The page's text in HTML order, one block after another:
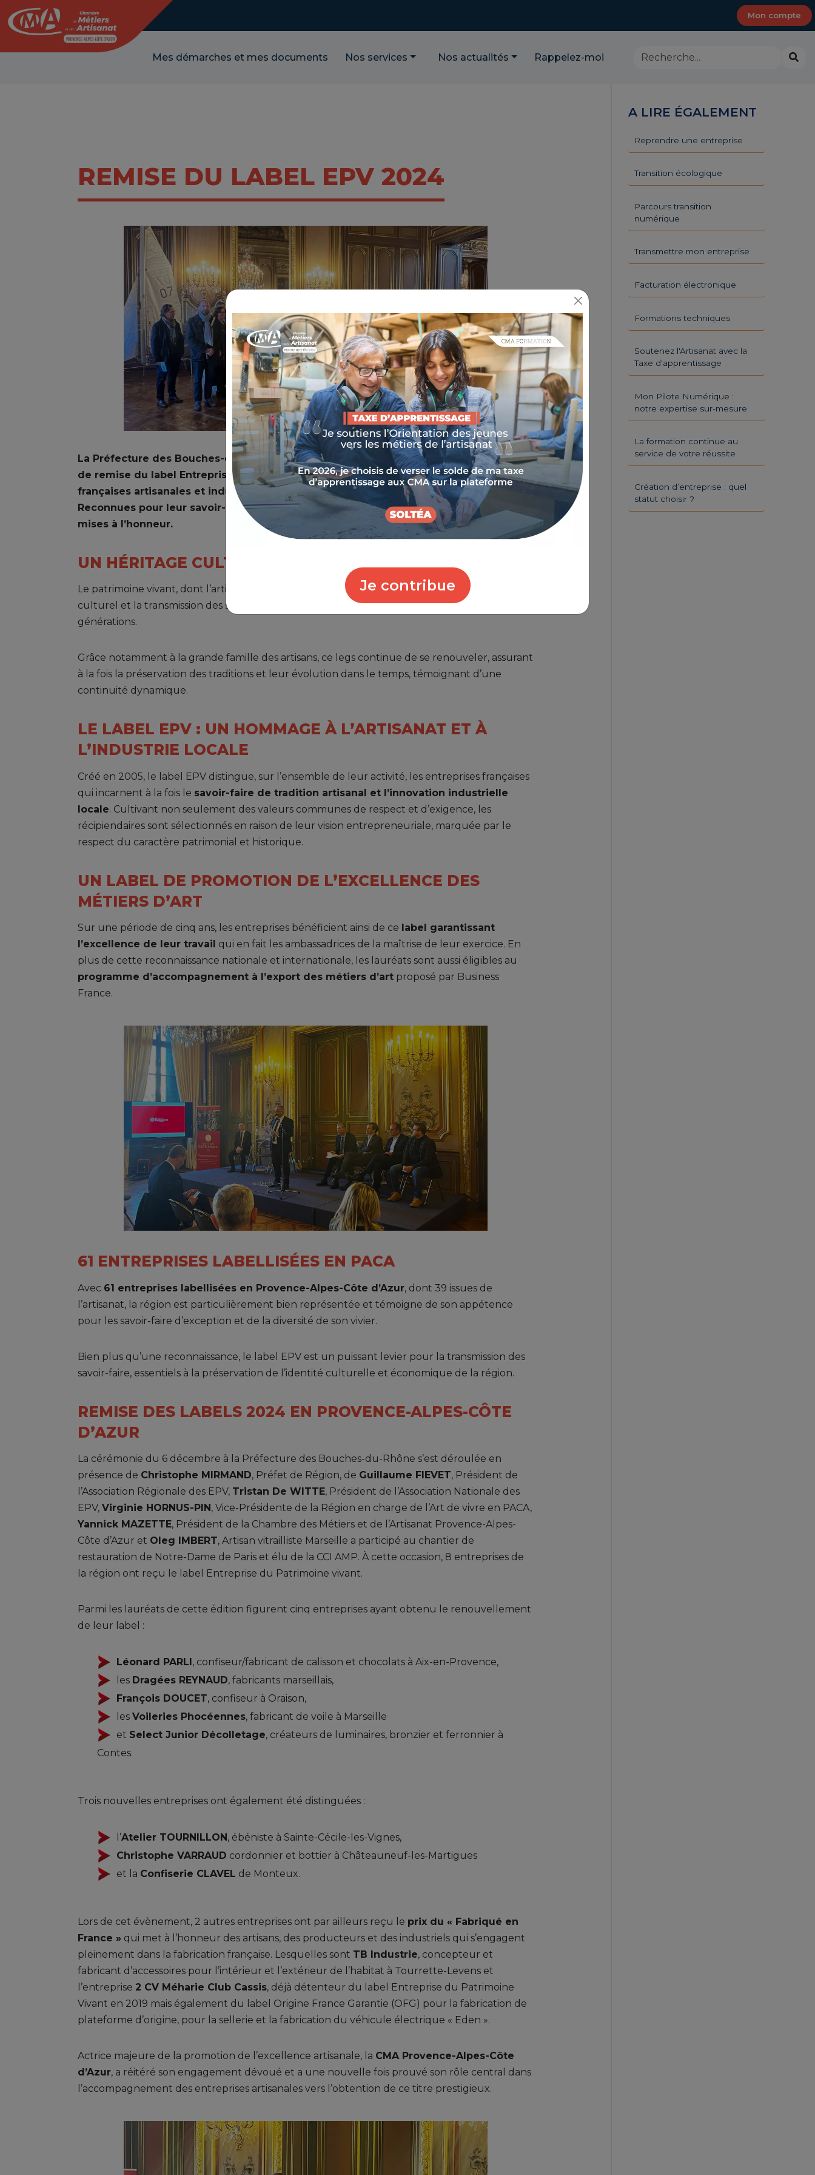
Mon compte
Mes démarches et mes documents Nos services Nos actualités Rappelez-moi
Rechercher
dans
CMA
Alpes-
Je contribue
REMISE DU LABEL EPV 2024
La Préfecture des Bouches-du-Rhône a accueilli, vendredi 6 décembre, la cérémonie
de remise du label Entreprise du Patrimoine Vivant (EPV), valorisant les entreprises
françaises artisanales et industrielles qui perpétuent les traditions d’excellence.
Reconnues pour leur savoir-faire exceptionnel, 8 entreprises régionales ont ainsi été
mises à l’honneur.
UN HÉRITAGE CULTUREL DE SAVOIR-FAIRE
Le patrimoine vivant, dont l’artisanat est l’un des symboles, incarne la pratique d’un héritage
culturel et la transmission des savoir-faire et des traditions culturelles à travers les
générations.
Grâce notamment à la grande famille des artisans, ce legs continue de se renouveler, assurant
à la fois la préservation des traditions et leur évolution dans le temps, témoignant d’une
continuité dynamique.
LE LABEL EPV : UN HOMMAGE À L’ARTISANAT ET À
L’INDUSTRIE LOCALE
Créé en 2005, le label EPV distingue, sur l’ensemble de leur activité, les entreprises françaises
qui incarnent à la fois le savoir-faire de tradition artisanal et l’innovation industrielle
locale. Cultivant non seulement des valeurs communes de respect et d’exigence, les
récipiendaires sont sélectionnés en raison de leur vision entrepreneuriale, marquée par le
respect du caractère patrimonial et historique.
UN LABEL DE PROMOTION DE L’EXCELLENCE DES
MÉTIERS D’ART
Sur une période de cinq ans, les entreprises bénéficient ainsi de ce label garantissant
l’excellence de leur travail qui en fait les ambassadrices de la maîtrise de leur exercice. En
plus de cette reconnaissance nationale et internationale, les lauréats sont aussi éligibles au
programme d’accompagnement à l’export des métiers d’art proposé par Business
France.
61 ENTREPRISES LABELLISÉES EN PACA
Avec 61 entreprises labellisées en Provence-Alpes-Côte d’Azur, dont 39 issues de
l’artisanat, la région est particulièrement bien représentée et témoigne de son appétence
pour les savoir-faire d’exception et de la diversité de son vivier.
Bien plus qu’une reconnaissance, le label EPV est un puissant levier pour la transmission des
savoir-faire, essentiels à la préservation de l’identité culturelle et économique de la région.
REMISE DES LABELS 2024 EN PROVENCE-ALPES-CÔTE
D’AZUR
La cérémonie du 6 décembre à la Préfecture des Bouches-du-Rhône s’est déroulée en
présence de Christophe MIRMAND, Préfet de Région, de Guillaume FIEVET, Président de
l’Association Régionale des EPV, Tristan De WITTE, Président de l’Association Nationale des
EPV, Virginie HORNUS-PIN, Vice-Présidente de la Région en charge de l’Art de vivre en PACA,
Yannick MAZETTE, Président de la Chambre des Métiers et de l’Artisanat Provence-Alpes-
Côte d’Azur et Oleg IMBERT, Artisan vitrailliste Marseille a participé au chantier de
restauration de Notre-Dame de Paris et élu de la CCI AMP. À cette occasion, 8 entreprises de
la région ont reçu le label Entreprise du Patrimoine vivant.
Parmi les lauréats de cette édition figurent cinq entreprises ayant obtenu le renouvellement
de leur label :
Léonard PARLI, confiseur/fabricant de calisson et chocolats à Aix-en-Provence,
les Dragées REYNAUD, fabricants marseillais,
François DOUCET, confiseur à Oraison,
les Voileries Phocéennes, fabricant de voile à Marseille
et Select Junior Décolletage, créateurs de luminaires, bronzier et ferronnier à
Contes.
Trois nouvelles entreprises ont également été distinguées :
l’Atelier TOURNILLON, ébéniste à Sainte-Cécile-les-Vignes,
Christophe VARRAUD cordonnier et bottier à Châteauneuf-les-Martigues
et la Confiserie CLAVEL de Monteux.
Lors de cet évènement, 2 autres entreprises ont par ailleurs reçu le prix du « Fabriqué en
France » qui met à l’honneur des artisans, des producteurs et des industriels qui s’engagent
pleinement dans la fabrication française. Lesquelles sont TB Industrie, concepteur et
fabricant d’accessoires pour l’intérieur et l’extérieur de l’habitat à Tourrette-Levens et
l’entreprise 2 CV Méharie Club Cassis, déjà détenteur du label Entreprise du Patrimoine
Vivant en 2019 mais également du label Origine France Garantie (OFG) pour la fabrication de
plateforme d’origine, pour la sellerie et la fabrication du véhicule électrique « Eden ».
Actrice majeure de la promotion de l’excellence artisanale, la CMA Provence-Alpes-Côte
d’Azur, a réitéré son engagement dévoué et a une nouvelle fois prouvé son rôle central dans
l’accompagnement des entreprises artisanales vers l’obtention de ce titre prestigieux.
A LIRE ÉGALEMENT
Reprendre une entreprise
Transition écologique
Parcours transition
numérique
Transmettre mon entreprise
Facturation électronique
Formations techniques
Soutenez l'Artisanat avec la
Taxe d'apprentissage
Mon Pilote Numérique :
notre expertise sur-mesure
La formation continue au
service de votre réussite
Création d’entreprise : quel
statut choisir ?
Panneau de gestion des cookies